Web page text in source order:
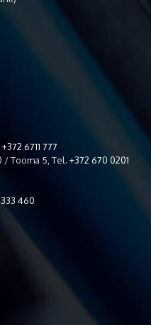
+372 6711 777
/ Tooma 5, Tel. +372 670 0201
460